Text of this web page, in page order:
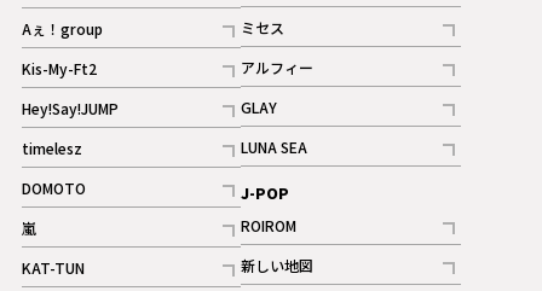
記事
Aぇ！group
記事
Kis-My-Ft2
記事
ギャラリー
Hey!Say!JUMP
記事
timelesz
記事
DOMOTO
記事
嵐
記事
KAT-TUN
記事
ミセス
記事
アルフィー
記事
GLAY
記事
LUNA SEA
記事
J-POP
ROIROM
記事
新しい地図